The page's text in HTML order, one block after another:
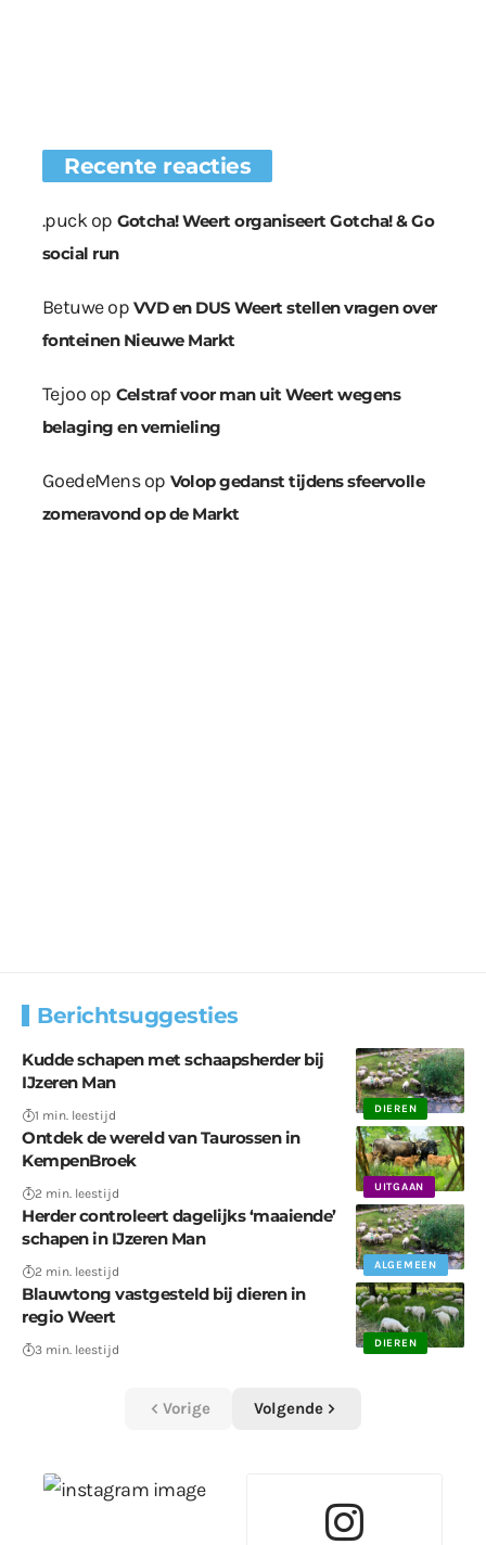
Recente reacties
.puckop Gotcha! Weert organiseert Gotcha! & Go
social run
Betuweop VVD en DUS Weert stellen vragen over
fonteinen Nieuwe Markt
Tejoo op Celstraf voor man uit Weert wegens
belaging en vernieling
GoedeMensop Volop gedanst tijdens sfeervolle
zomeravond op de Markt
Berichtsuggesties
DIEREN
Kudde schapen met schaapsherder bij
IJzeren Man
1 min. leestijd
UITGAAN
Ontdek de wereld van Taurossen in
KempenBroek
2 min. leestijd
ALGEMEEN
Herder controleert dagelijks ‘maaiende’
schapen in IJzeren Man
2 min. leestijd
DIEREN
Blauwtong vastgesteld bij dieren in
regio Weert
3 min. leestijd
Vorige Volgende